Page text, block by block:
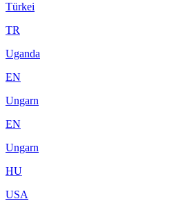
Türkei
TR
Uganda
EN
Ungarn
EN
Ungarn
HU
USA